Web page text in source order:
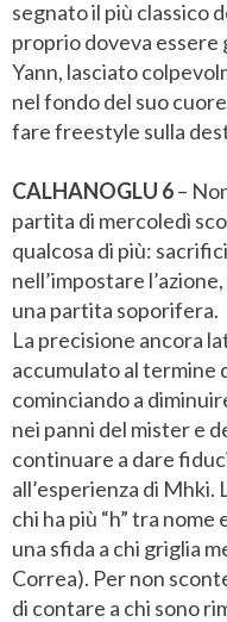
segnato il più classico
proprio doveva essere
Yann, lasciato
nel fondo del suo
fare freestyle sulla
CALHANOGLU 6–
partita di mercoledì
qualcosa di più:
nell’impostare
una partita soporifera.
La precisione ancora
accumulato al termine
cominciando a
nei panni del mister e
continuare a dare
all’esperienza di Mhki.
chi ha più “h” tra
una sfida a chi griglia
Correa). Per non
di contare a chi sono